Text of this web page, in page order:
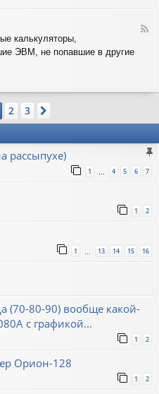
BF
калькуляторы,
ЭВМ, не попавшие в другие
2 3
рассыпухе)
1 … 4 5 6 7
1 2
1 13 14 15 16
(70-80-90) вообще какой-
с графикой...
1 2
Орион-128
1 2